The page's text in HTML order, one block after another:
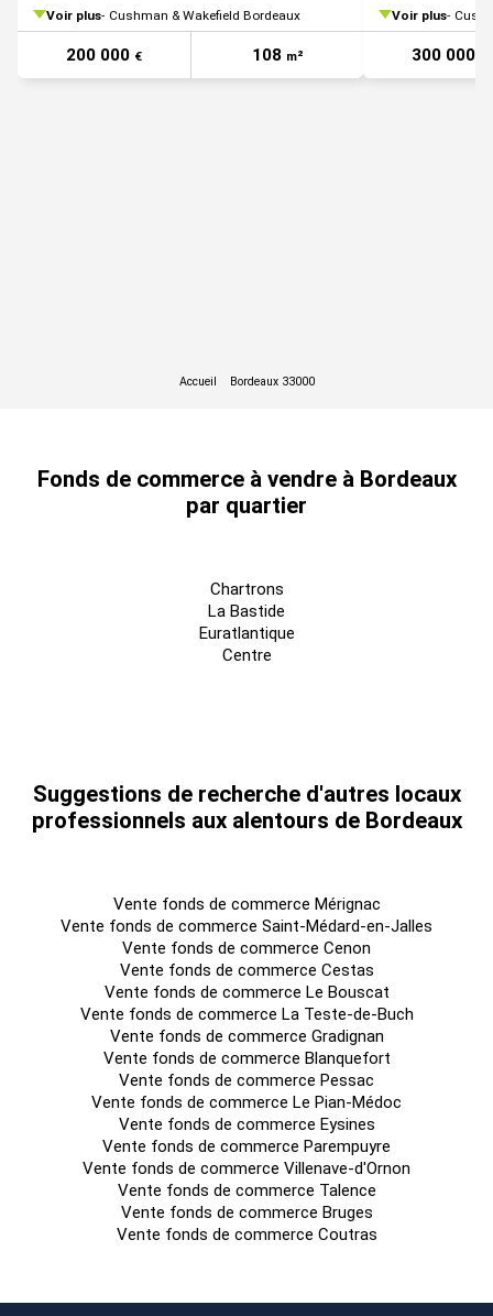
Voir plus Cushman & Wakefield Bordeaux
200 000 € 108 m²
Voir plus
300 000
Fonds de commerce à vendre à Bordeaux
par quartier
Chartrons
La Bastide
Euratlantique
Centre
Suggestions de recherche d'autres locaux
professionnels aux alentours de Bordeaux
Vente fonds de commerce Mérignac
Vente fonds de commerce Saint-Médard-en-Jalles
Vente fonds de commerce Cenon
Vente fonds de commerce Cestas
Vente fonds de commerce Le Bouscat
Vente fonds de commerce La Teste-de-Buch
Vente fonds de commerce Gradignan
Vente fonds de commerce Blanquefort
Vente fonds de commerce Pessac
Vente fonds de commerce Le Pian-Médoc
Vente fonds de commerce Eysines
Vente fonds de commerce Parempuyre
Vente fonds de commerce Villenave-d'Ornon
Vente fonds de commerce Talence
Vente fonds de commerce Bruges
Vente fonds de commerce Coutras